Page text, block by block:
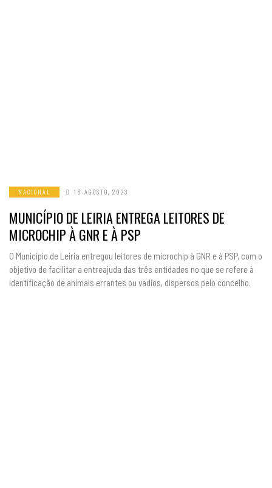
NACIONAL 16 AGOSTO, 2023
MUNICÍPIO DE LEIRIA ENTREGA LEITORES DE
MICROCHIP À GNR E À PSP
O Município de Leiria entregou leitores de microchip à GNR e à PSP, com o
objetivo de facilitar a entreajuda das três entidades no que se refere à
identificação de animais errantes ou vadios, dispersos pelo concelho.